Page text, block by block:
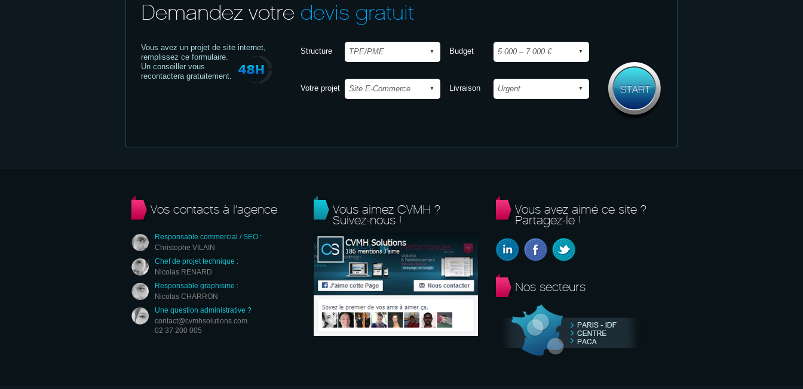
Demandez votre devis gratuit
Vous avez un projet de site internet,
remplissez ce formulaire.
Un conseiller vous
recontactera gratuitement.
Structure Budget
Votre projet Livraison
Vos contacts à l’agence
Responsable commercial / SEO :
Christophe VILAIN
Chef de projet technique :
Nicolas RENARD
Responsable graphisme :
Nicolas CHARRON
Une question administrative ?
contact@cvmhsolutions.com
02 37 200 005
Vous aimez CVMH ?
Suivez-nous !
Vous avez aimé ce site ?
Partagez-le !
Nos secteurs